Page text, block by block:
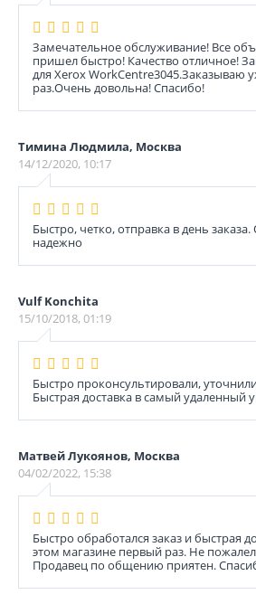
Замечательное обслуживание! Все
пришел быстро! Качество отличное!
для Xerox WorkCentre3045.Заказываю
раз.Очень довольна! Спасибо!
Тимина Людмила, Москва
14/12/2020, 10:17
Быстро, четко, отправка в день
надежно
Vulf Konchita
15/10/2018, 01:19
Быстро проконсультировали,
Быстрая доставка в самый удаленный
Матвей Лукоянов, Москва
04/02/2022, 15:38
Быстро обработался заказ и быстрая
этом магазине первый раз. Не
Продавец по общению приятен.